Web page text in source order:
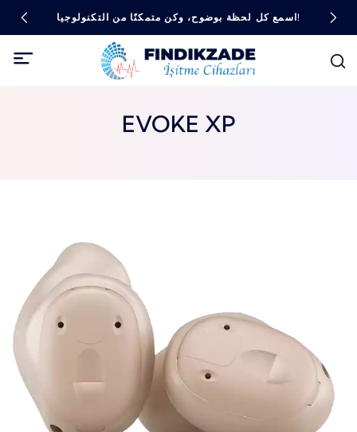
اسمع كل لحظة بوضوح، وكن متمكنًا من التكنولوجيا!
EVOKE XP